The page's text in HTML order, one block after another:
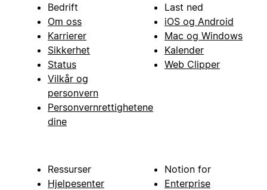
Bedrift
Om oss
Karrierer
Sikkerhet
Status
Vilkår og
personvern
Personvernrettighetene
dine
Last ned
iOS og Android
Mac og Windows
Kalender
Web Clipper
Ressurser
Hjelpesenter
Notion for
Enterprise